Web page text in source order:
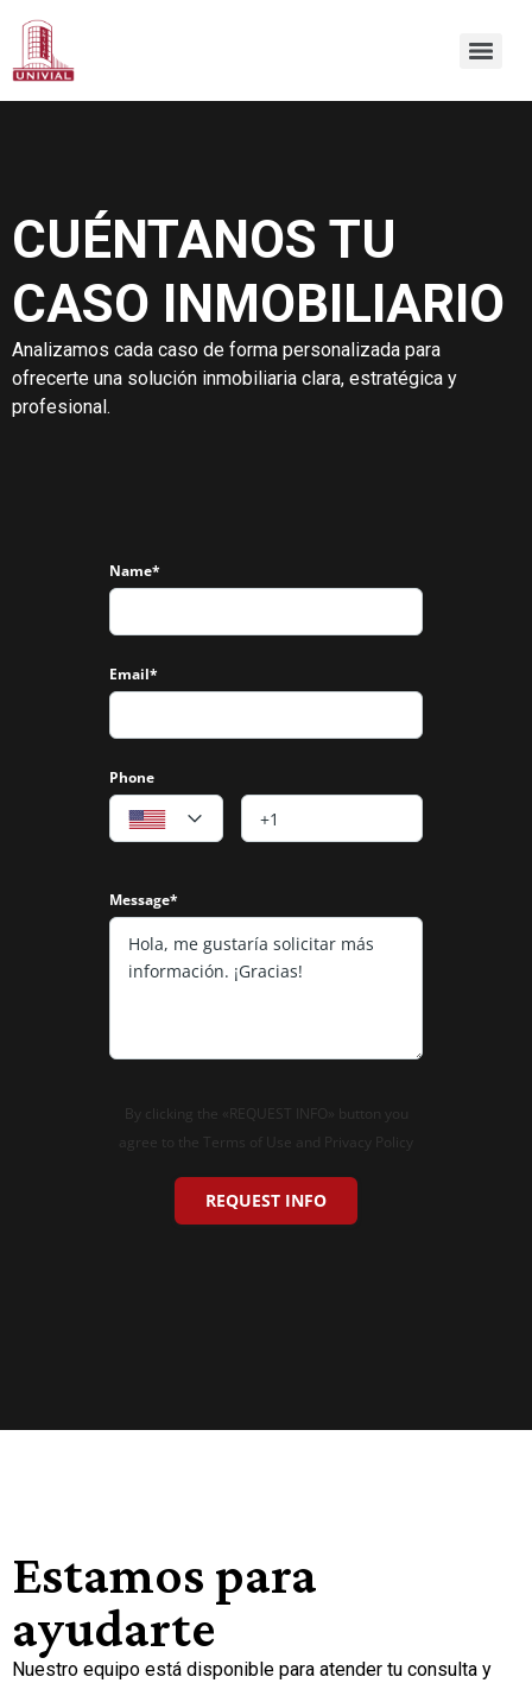
CUÉNTANOS TU
CASO INMOBILIARIO
Analizamos cada caso de forma personalizada para
ofrecerte una solución inmobiliaria clara, estratégica y
profesional.
Name*
Email*
Phone
Message*
By clicking the «REQUEST INFO» button you
agree to the Terms of Use and Privacy Policy
REQUEST INFO
Estamos para
ayudarte
Nuestro equipo está disponible para atender tu consulta y